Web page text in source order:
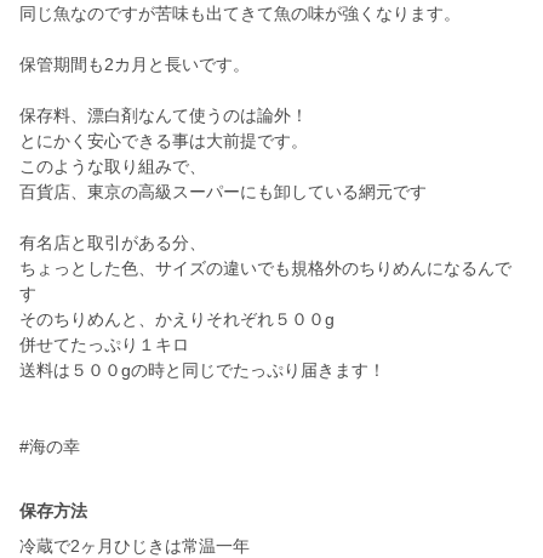
同じ魚なのですが苦味も出てきて魚の味が強くなります。
保管期間も2カ月と長いです。
保存料、漂白剤なんて使うのは論外！
とにかく安心できる事は大前提です。
このような取り組みで、
百貨店、東京の高級スーパーにも卸している網元です
有名店と取引がある分、
ちょっとした色、サイズの違いでも規格外のちりめんになるんで
す
そのちりめんと、かえりそれぞれ５００g
併せてたっぷり１キロ
送料は５００gの時と同じでたっぷり届きます！
#海の幸
保存方法
冷蔵で2ヶ月ひじきは常温一年